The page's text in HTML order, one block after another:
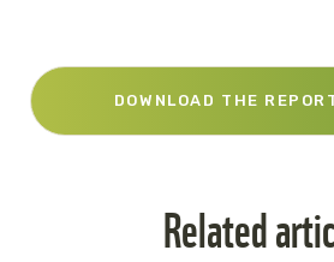
DOWNLOAD THE
Related